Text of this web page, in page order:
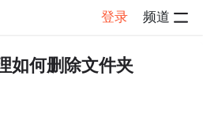
登录 频道
子详情
如何删除文件夹